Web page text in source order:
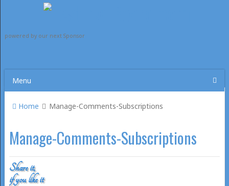
powered by our next Sponsor
Menu
Home Manage-Comments-Subscriptions
Manage-Comments-Subscriptions
Share it,
if you like it